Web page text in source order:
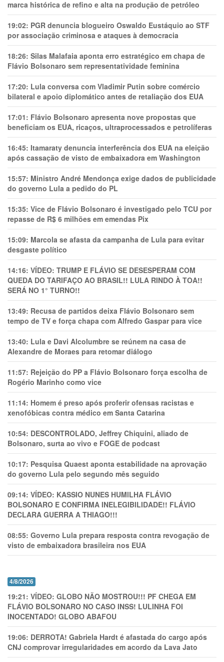
marca histórica de refino e alta na produção de petróleo
19:02: PGR denuncia blogueiro Oswaldo Eustáquio ao STF
por associação criminosa e ataques à democracia
18:26: Silas Malafaia aponta erro estratégico em chapa de
Flávio Bolsonaro sem representatividade feminina
17:20: Lula conversa com Vladimir Putin sobre comércio
bilateral e apoio diplomático antes de retaliação dos EUA
17:01: Flávio Bolsonaro apresenta nove propostas que
beneficiam os EUA, ricaços, ultraprocessados e petrolíferas
16:45: Itamaraty denuncia interferência dos EUA na eleição
após cassação de visto de embaixadora em Washington
15:57: Ministro André Mendonça exige dados de publicidade
do governo Lula a pedido do PL
15:35: Vice de Flávio Bolsonaro é investigado pelo TCU por
repasse de R$ 6 milhões em emendas Pix
15:09: Marcola se afasta da campanha de Lula para evitar
desgaste político
14:16: VÍDEO: TRUMP E FLÁVIO SE DESESPERAM COM
QUEDA DO TARIFAÇO AO BRASIL!! LULA RINDO À TOA!!
SERÁ NO 1° TURNO!!
13:49: Recusa de partidos deixa Flávio Bolsonaro sem
tempo de TV e força chapa com Alfredo Gaspar para vice
13:40: Lula e Davi Alcolumbre se reúnem na casa de
Alexandre de Moraes para retomar diálogo
11:57: Rejeição do PP a Flávio Bolsonaro força escolha de
Rogério Marinho como vice
11:14: Homem é preso após proferir ofensas racistas e
xenofóbicas contra médico em Santa Catarina
10:54: DESCONTROLADO, Jeffrey Chiquini, aliado de
Bolsonaro, surta ao vivo e FOGE de podcast
10:17: Pesquisa Quaest aponta estabilidade na aprovação
do governo Lula pelo segundo mês seguido
09:14: VÍDEO: KASSIO NUNES HUMlLHA FLÁVIO
BOLSONARO E CONFIRMA INELEGIBILIDADE!! FLÁVIO
DECLARA GUERRA A THIAGO!!!
08:55: Governo Lula prepara resposta contra revogação de
visto de embaixadora brasileira nos EUA
4/8/2026
19:21: VÍDEO: GLOBO NÃO MOSTROU!!! PF CHEGA EM
FLÁVIO BOLSONARO NO CASO INSS! LULINHA FOI
INOCENTADO! GLOBO ABAFOU
19:06: DERROTA! Gabriela Hardt é afastada do cargo após
CNJ comprovar irregularidades em acordo da Lava Jato